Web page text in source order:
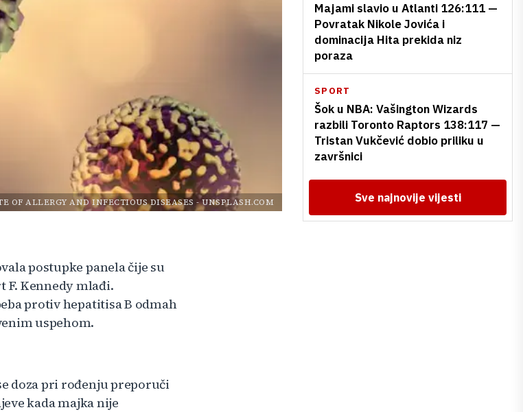
OF ALLERGY AND INFECTIOUS DISEASES -UNSPLASH.COM
postupke panela čije su
Kennedy mlađi.
protiv hepatitisa B odmah
uspehom.
doza pri rođenju preporuči
kada majka nije
Majami slavio u Atlanti 126:111 —
Povratak Nikole Jovića i
dominacija Hita prekida niz
poraza
SPORT
Šok u NBA: Vašington Wizards
razbili Toronto Raptors 138:117 —
Tristan Vukčević dobio priliku u
završnici
Sve najnovije vijesti